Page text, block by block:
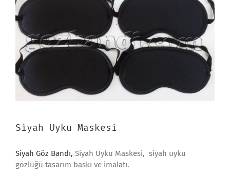
Siyah Uyku Maskesi
Siyah Göz Bandı, Siyah Uyku Maskesi, siyah uyku
gözlüğü tasarım baskı ve imalatı.